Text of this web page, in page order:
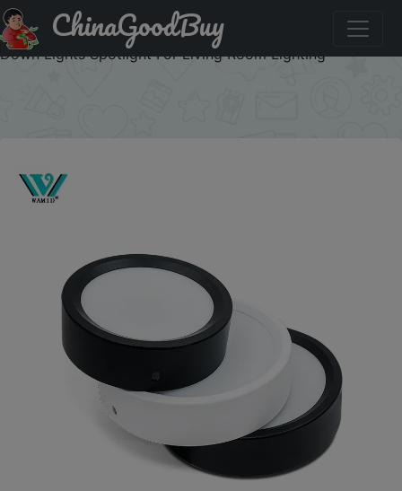
Купить по скидке: LED Downlight 9W 12W 15W 18W
Surface Ceiling Lamp AC 220V 230V Round LED Panel
Down Lights Spotlight For Living Room Lighting
ChinaGoodBuy